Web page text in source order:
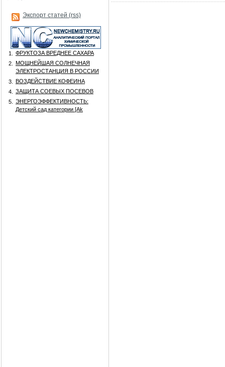
Экспорт статей (rss)
1.
ФРУКТОЗА ВРЕДНЕЕ САХАРА
2.
МОЩНЕЙШАЯ СОЛНЕЧНАЯ
ЭЛЕКТРОСТАНЦИЯ В РОССИИ
3.
ВОЗДЕЙСТВИЕ КОФЕИНА
4.
ЗАЩИТА СОЕВЫХ ПОСЕВОВ
5.
ЭНЕРГОЭФФЕКТИВНОСТЬ:
Детский сад категории [Аk